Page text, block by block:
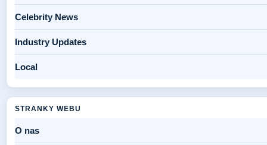
Celebrity News
Industry Updates
Local
STRANKY WEBU
O nas